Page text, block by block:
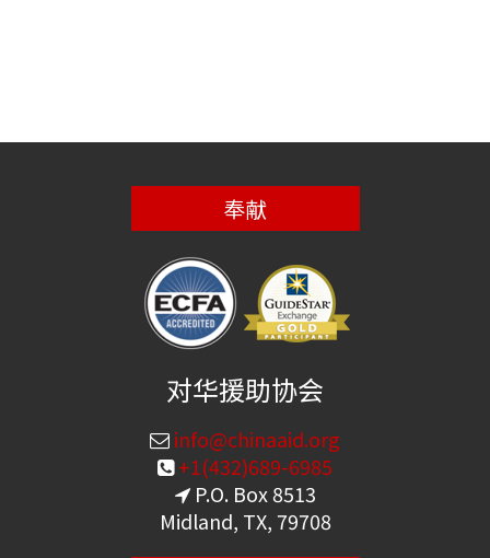
奉献
对华援助协会
info@chinaaid.org
+1(432)689-6985
P.O. Box 8513
Midland, TX, 79708